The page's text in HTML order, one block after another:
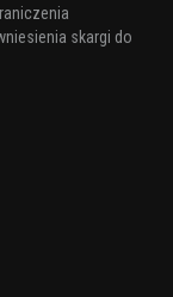
skargi do